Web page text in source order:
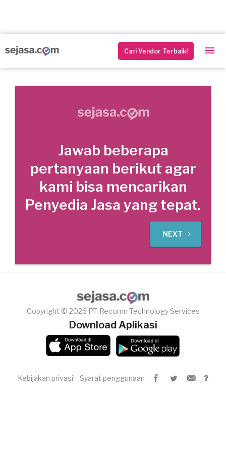
Cari Vendor Terbaik!
Jawab beberapa
pertanyaan berikut agar
kami bisa mencarikan
Penyedia Jasa yang tepat.
NEXT
Copyright © 2026 PT. Recomn Technology Services
Download Aplikasi
Kebijakan privasi Syarat penggunaan